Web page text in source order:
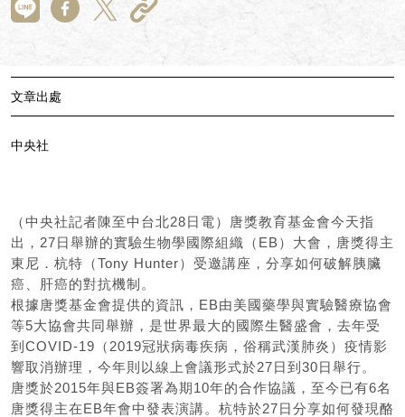
文章出處
中央社
（中央社記者陳至中台北28日電）唐獎教育基金會今天指
出，27日舉辦的實驗生物學國際組織（EB）大會，唐獎得主
東尼．杭特（Tony Hunter）受邀講座，分享如何破解胰臟
癌、肝癌的對抗機制。
根據唐獎基金會提供的資訊，EB由美國藥學與實驗醫療協會
等5大協會共同舉辦，是世界最大的國際生醫盛會，去年受
到COVID-19（2019冠狀病毒疾病，俗稱武漢肺炎）疫情影
響取消辦理，今年則以線上會議形式於27日到30日舉行。
唐獎於2015年與EB簽署為期10年的合作協議，至今已有6名
唐獎得主在EB年會中發表演講。杭特於27日分享如何發現酪